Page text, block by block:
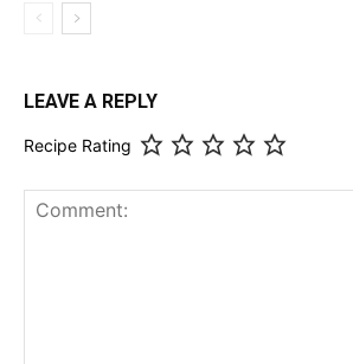
LEAVE A REPLY
Recipe Rating